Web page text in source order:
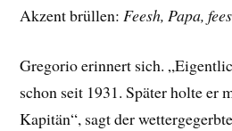
Akzent brüllen: Feesh, Papa,
Gregorio erinnert sich.
schon seit 1931. Später holte er
Kapitän“, sagt der